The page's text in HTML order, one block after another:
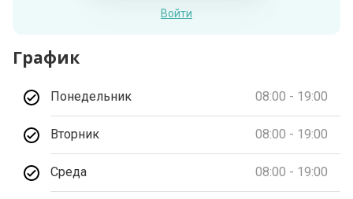
Войти
График
Понедельник 08:00 - 19:00
Вторник 08:00 - 19:00
Среда 08:00 - 19:00